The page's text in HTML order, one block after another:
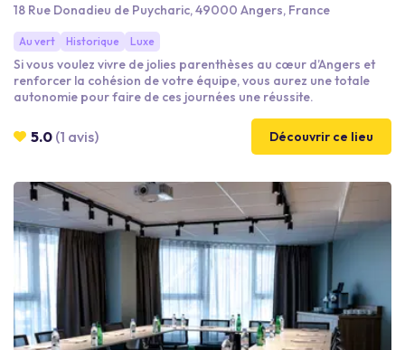
18 Rue Donadieu de Puycharic, 49000 Angers, France
Au vert Historique Luxe
Si vous voulez vivre de jolies parenthèses au cœur d’Angers et
renforcer la cohésion de votre équipe, vous aurez une totale
autonomie pour faire de ces journées une réussite.
5.0 (1 avis) Découvrir ce lieu